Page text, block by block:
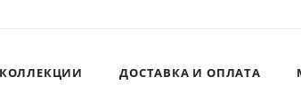
КОЛЛЕКЦИИ ДОСТАВКА И ОПЛАТА